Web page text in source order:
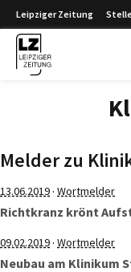
Leipziger Zeitung
Melder zu
13.06.2019· Wortmelder
Richtkranz krönt
09.02.2019· Wortmelder
Neubau am Klinikum